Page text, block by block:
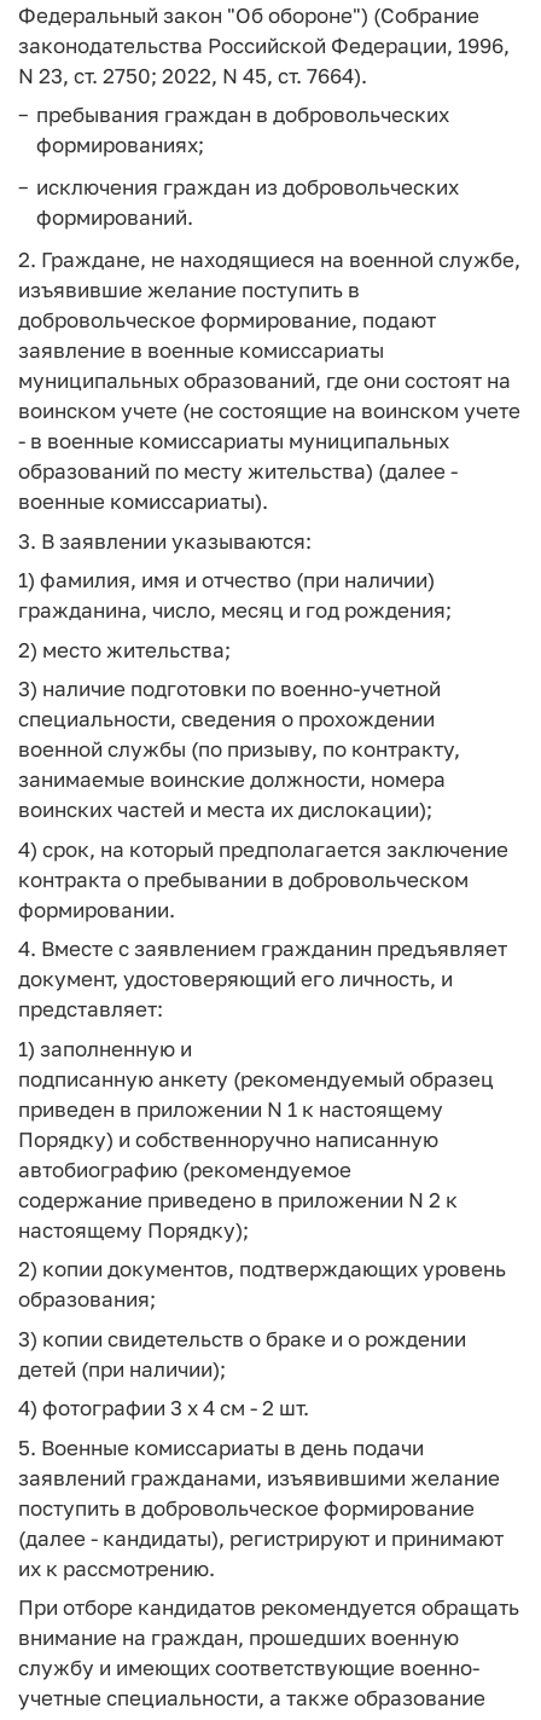
Федеральный закон "Об обороне") (Собрание
законодательства Российской Федерации, 1996,
N 23, ст. 2750; 2022, N 45, ст. 7664).
пребывания граждан в добровольческих
формированиях;
исключения граждан из добровольческих
формирований.
2. Граждане, не находящиеся на военной службе,
изъявившие желание поступить в
добровольческое формирование, подают
заявление в военные комиссариаты
муниципальных образований, где они состоят на
воинском учете (не состоящие на воинском учете
- в военные комиссариаты муниципальных
образований по месту жительства) (далее -
военные комиссариаты).
3. В заявлении указываются:
1) фамилия, имя и отчество (при наличии)
гражданина, число, месяц и год рождения;
2) место жительства;
3) наличие подготовки по военно-учетной
специальности, сведения о прохождении
военной службы (по призыву, по контракту,
занимаемые воинские должности, номера
воинских частей и места их дислокации);
4) срок, на который предполагается заключение
контракта о пребывании в добровольческом
формировании.
4. Вместе с заявлением гражданин предъявляет
документ, удостоверяющий его личность, и
представляет:
1) заполненную и
подписанную анкету (рекомендуемый образец
приведен в приложении N 1 к настоящему
Порядку) и собственноручно написанную
автобиографию (рекомендуемое
содержание приведено в приложении N 2 к
настоящему Порядку);
2) копии документов, подтверждающих уровень
образования;
3) копии свидетельств о браке и о рождении
детей (при наличии);
4) фотографии 3 x 4 см - 2 шт.
5. Военные комиссариаты в день подачи
заявлений гражданами, изъявившими желание
поступить в добровольческое формирование
(далее - кандидаты), регистрируют и принимают
их к рассмотрению.
При отборе кандидатов рекомендуется обращать
внимание на граждан, прошедших военную
службу и имеющих соответствующие военно-
учетные специальности, а также образование